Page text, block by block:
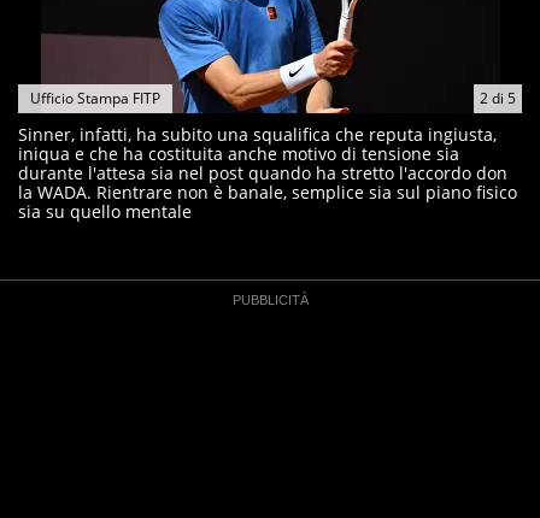
2di 5
Ufficio Stampa FITP
Sinner, infatti, ha subito una squalifica che reputa ingiusta,
iniqua e che ha costituita anche motivo di tensione sia
durante l'attesa sia nel post quando ha stretto l'accordo don
la WADA. Rientrare non è banale, semplice sia sul piano fisico
sia su quello mentale